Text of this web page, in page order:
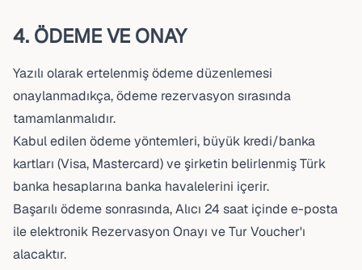
4. ÖDEME VE ONAY
Yazılı olarak ertelenmiş ödeme düzenlemesi
onaylanmadıkça, ödeme rezervasyon sırasında
tamamlanmalıdır.
Kabul edilen ödeme yöntemleri, büyük kredi/banka
kartları (Visa, Mastercard) ve şirketin belirlenmiş Türk
banka hesaplarına banka havalelerini içerir.
Başarılı ödeme sonrasında, Alıcı 24 saat içinde e-posta
ile elektronik Rezervasyon Onayı ve Tur Voucher'ı
alacaktır.